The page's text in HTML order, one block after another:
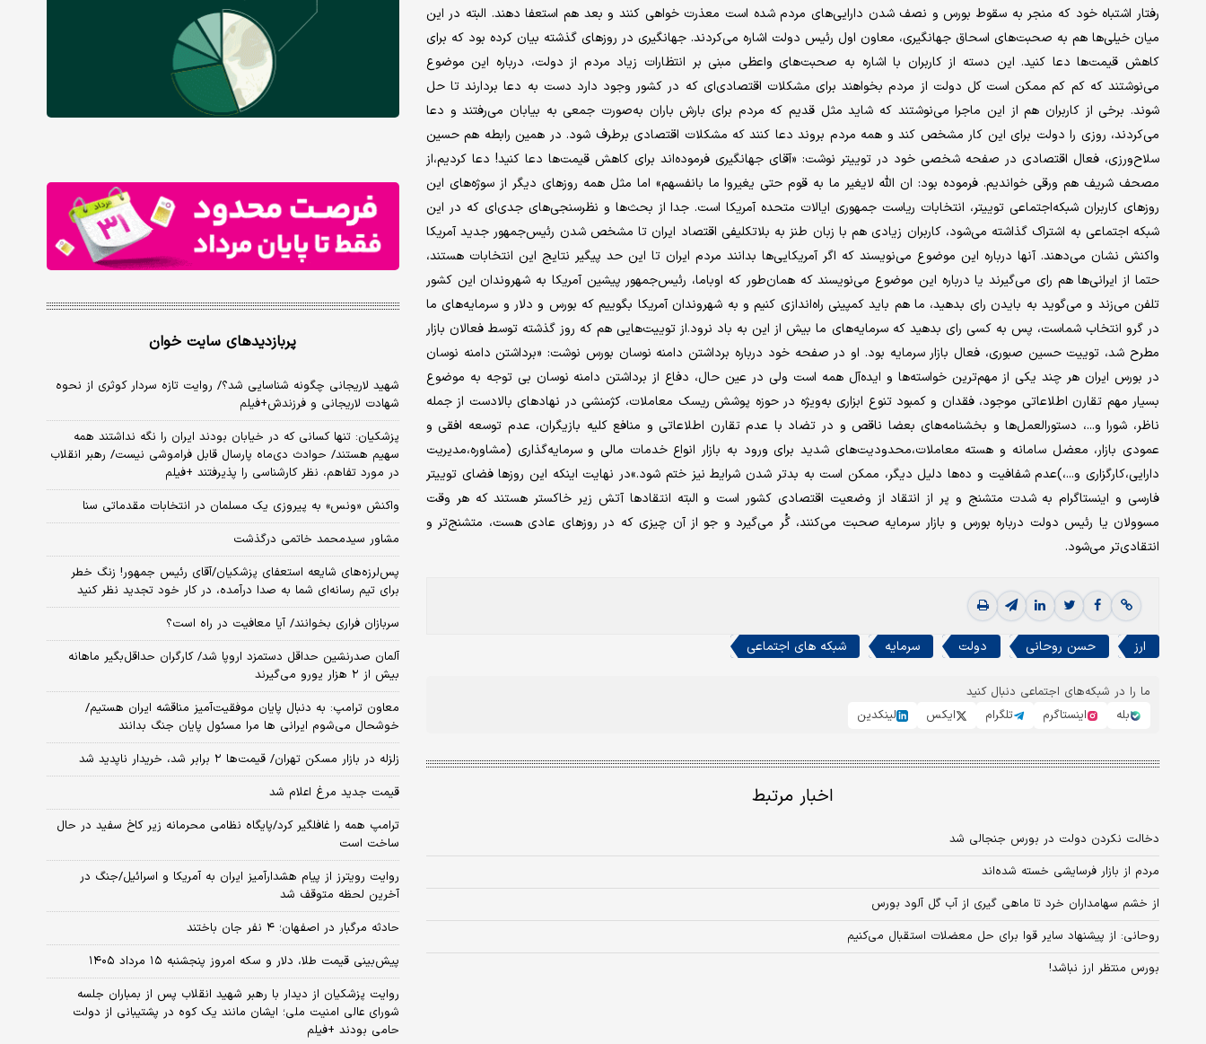
رفتار اشتباه خود که منجر به سقوط بورس و نصف شدن دارایی‌های مردم شده است معذرت خواهی کنند و بعد هم استعفا دهند. البته در این
میان خیلی‌ها هم به صحبت‌های اسحاق جهانگیری، معاون اول رئیس دولت اشاره می‌کردند. جهانگیری در روزهای گذشته بیان کرده بود که برای
کاهش قیمت‌ها دعا کنید. این دسته از کاربران با اشاره به صحبت‌های واعظی مبنی بر انتظارات زیاد مردم از دولت، درباره این موضوع
می‌نوشتند که کم کم ممکن است کل دولت از مردم بخواهند برای مشکلات اقتصادی‌ای که در کشور وجود دارد دست به دعا بردارند تا حل
شوند. برخی از کاربران هم از این ماجرا می‌نوشتند که شاید مثل قدیم که مردم برای بارش باران به‌صورت جمعی به بیابان می‌رفتند و دعا
می‌کردند، روزی را دولت برای این کار مشخص کند و همه مردم بروند دعا کنند که مشکلات اقتصادی برطرف شود. در همین رابطه هم حسین
سلاح‌ورزی، فعال اقتصادی در صفحه شخصی خود در توییتر نوشت: «آقای جهانگیری فرموده‌اند برای کاهش قیمت‌ها دعا کنید! دعا کردیم،از
مصحف شریف هم ورقی خواندیم. فرموده بود: ان الله لایغیر ما به قوم حتی یغیروا ما بانفسهم» اما مثل همه روزهای دیگر از سوژه‌های این
روزهای کاربران شبکه‌اجتماعی توییتر، انتخابات ریاست جمهوری ایالات متحده آمریکا است. جدا از بحث‌ها و نظرسنجی‌های جدی‌ای که در این
شبکه اجتماعی به اشتراک گذاشته می‌شود، کاربران زیادی هم با زبان طنز به بلاتکلیفی اقتصاد ایران تا مشخص شدن رئیس‌جمهور جدید آمریکا
واکنش نشان می‌دهند. آنها درباره این موضوع می‌نویسند که اگر آمریکایی‌ها بدانند مردم ایران تا این حد پیگیر نتایج این انتخابات هستند،
حتما از ایرانی‌ها هم رای می‌گیرند یا درباره این موضوع می‌نویسند که همان‌طور که اوباما، رئیس‌جمهور پیشین آمریکا به شهروندان این کشور
تلفن می‌زند و می‌گوید به بایدن رای بدهید، ما هم باید کمپینی راه‌اندازی کنیم و به شهروندان آمریکا بگوییم که بورس و دلار و سرمایه‌های ما
در گرو انتخاب شماست، پس به کسی رای بدهید که سرمایه‌های ما بیش از این به باد نرود.از توییت‌هایی هم که روز گذشته توسط فعالان بازار
مطرح شد، توییت حسین صبوری، فعال بازار سرمایه بود. او در صفحه خود درباره برداشتن دامنه نوسان بورس نوشت: «برداشتن دامنه نوسان
در بورس ایران هر چند یکی از مهم‌ترین خواسته‌ها و اید‌ه‌آل همه است ولی در عین حال، دفاع از برداشتن دامنه نوسان بی توجه به موضوع
بسیار مهم تقارن اطلاعاتی موجود، فقدان و کمبود تنوع ابزاری به‌ویژه در حوزه پوشش ریسک معاملات، کژمنشی در نهادهای بالادست از جمله
ناظر، شورا و...، دستورالعمل‌ها و بخشنامه‌های بعضا ناقص و در تضاد با عدم تقارن اطلاعاتی و منافع کلیه بازیگران، عدم‌ توسعه افقی و
عمودی بازار، معضل سامانه و هسته معاملات،محدودیت‌های شدید برای ورود به بازار انواع خدمات مالی و سرمایه‌گذاری (مشاوره،مدیریت
دارایی،کارگزاری و‌...،)عدم شفافیت و ده‌ها دلیل دیگر، ممکن است به بدتر شدن شرایط نیز ختم شود.»در نهایت اینکه این روزها فضای توییتر
فارسی و اینستاگرام به شدت متشنج و پر از انتقاد از وضعیت اقتصادی کشور است و البته انتقادها آتش زیر خاکستر هستند که هر وقت
مسوولان یا رئیس دولت درباره بورس و بازار سرمایه صحبت می‌کنند، گُر می‌گیرد و جو از آن چیزی که در روزهای عادی هست، متشنج‌تر و
انتقادی‌تر می‌شود.
ارز حسن روحانی دولت سرمایه شبکه های اجتماعی
ما را در شبکه‌های اجتماعی دنبال کنید
بله
اینستاگرم تلگرام ایکس لینکدین
اخبار مرتبط
دخالت نکردن دولت در بورس جنجالی شد
مردم از بازار فرسایشی خسته شده‌اند
از خشم سهامداران خرد تا ماهی گیری از آب گل آلود بورس
روحانی: از پیشنهاد سایر قوا برای حل معضلات استقبال می‌کنیم
بورس منتظر ارز نباشد!
پربازدیدهای سایت خوان
شهید لاریجانی چگونه شناسایی شد؟/ روایت تازه سردار کوثری از نحوه
شهادت لاریجانی و فرزندش+فیلم
پزشکیان: تنها کسانی که در خیابان بودند ایران را نگه نداشتند همه
سهیم هستند/ حوادث دی‌ماه پارسال قابل فراموشی نیست/ رهبر انقلاب
در مورد تفاهم، نظر کارشناسی را پذیرفتند +فیلم
واکنش «ونس» به پیروزی یک مسلمان در انتخابات مقدماتی سنا
مشاور سیدمحمد خاتمی درگذشت
پس‌لرزه‌های شایعه استعفای پزشکیان/آقای رئیس جمهور! زنگ خطر
برای تیم رسانه‌ای شما به صدا درآمده، در کار خود تجدید نظر کنید
سربازان فراری بخوانند/ آیا معافیت در راه است؟
آلمان صدرنشین حداقل دستمزد اروپا شد/ کارگران حداقل‌بگیر ماهانه
بیش از ۲ هزار یورو می‌گیرند
معاون ترامپ: به دنبال پایان موفقیت‌آمیز مناقشه ایران هستیم/
خوشحال می‌شوم ایرانی ها مرا مسئول پایان جنگ بدانند
زلزله در بازار مسکن تهران/ قیمت‌ها ۲ برابر شد، خریدار ناپدید شد
قیمت جدید مرغ اعلام شد
ترامپ همه را غافلگیر کرد/پایگاه نظامی محرمانه زیر کاخ سفید در حال
ساخت است
روایت رویترز از پیام هشدارآمیز ایران به آمریکا و اسرائیل/جنگ در
آخرین لحظه متوقف شد
حادثه مرگبار در اصفهان؛ ۴ نفر جان باختند
پیش‌بینی قیمت طلا، دلار و سکه امروز پنجشنبه ۱۵ مرداد ۱۴۰۵
روایت پزشکیان از دیدار با رهبر شهید انقلاب پس از بمباران جلسه
شورای عالی امنیت ملی؛ ایشان مانند یک کوه در پشتیبانی از دولت
حامی بودند +فیلم